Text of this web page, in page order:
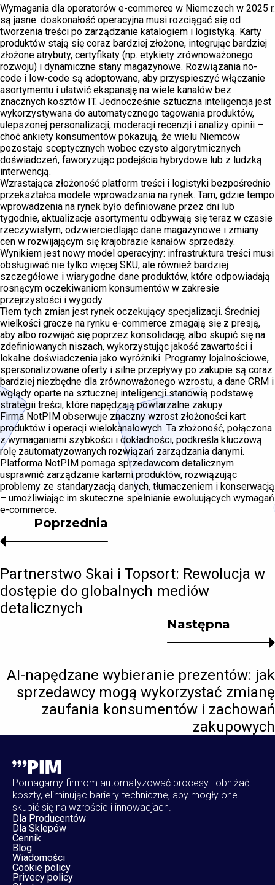
Wymagania dla operatorów e-commerce w Niemczech w 2025 r.
są jasne: doskonałość operacyjna musi rozciągać się od
tworzenia treści po zarządzanie katalogiem i logistyką. Karty
produktów stają się coraz bardziej złożone, integrując bardziej
złożone atrybuty, certyfikaty (np. etykiety zrównoważonego
rozwoju) i dynamiczne stany magazynowe. Rozwiązania no-
code i low-code są adoptowane, aby przyspieszyć włączanie
asortymentu i ułatwić ekspansję na wiele kanałów bez
znacznych kosztów IT. Jednocześnie sztuczna inteligencja jest
wykorzystywana do automatycznego tagowania produktów,
ulepszonej personalizacji, moderacji recenzji i analizy opinii –
choć ankiety konsumentów pokazują, że wielu Niemców
pozostaje sceptycznych wobec czysto algorytmicznych
doświadczeń, faworyzując podejścia hybrydowe lub z ludzką
interwencją.
Wzrastająca złożoność platform treści i logistyki bezpośrednio
przekształca modele wprowadzania na rynek. Tam, gdzie tempo
wprowadzenia na rynek było definiowane przez dni lub
tygodnie, aktualizacje asortymentu odbywają się teraz w czasie
rzeczywistym, odzwierciedlając dane magazynowe i zmiany
cen w rozwijającym się krajobrazie kanałów sprzedaży.
Wynikiem jest nowy model operacyjny: infrastruktura treści musi
obsługiwać nie tylko więcej SKU, ale również bardziej
szczegółowe i wiarygodne dane produktów, które odpowiadają
rosnącym oczekiwaniom konsumentów w zakresie
przejrzystości i wygody.
Tłem tych zmian jest rynek oczekujący specjalizacji. Średniej
wielkości gracze na rynku e-commerce zmagają się z presją,
aby albo rozwijać się poprzez konsolidację, albo skupić się na
zdefiniowanych niszach, wykorzystując jakość zawartości i
lokalne doświadczenia jako wyróżniki. Programy lojalnościowe,
spersonalizowane oferty i silne przepływy po zakupie są coraz
bardziej niezbędne dla zrównoważonego wzrostu, a dane CRM i
wglądy oparte na sztucznej inteligencji stanowią podstawę
strategii treści, które napędzają powtarzalne zakupy.
Firma NotPIM obserwuje znaczny wzrost złożoności kart
produktów i operacji wielokanałowych. Ta złożoność, połączona
z wymaganiami szybkości i dokładności, podkreśla kluczową
rolę zautomatyzowanych rozwiązań zarządzania danymi.
Platforma NotPIM pomaga sprzedawcom detalicznym
usprawnić zarządzanie kartami produktów, rozwiązując
problemy ze standaryzacją danych, tłumaczeniem i konserwacją
– umożliwiając im skuteczne spełnianie ewoluujących wymagań
e-commerce.
Następna
AI-napędzane wybieranie prezentów: jak
sprzedawcy mogą wykorzystać zmianę
zaufania konsumentów i zachowań
zakupowych
Poprzednia
Partnerstwo Skai i Topsort: Rewolucja w
dostępie do globalnych mediów
detalicznych
Pomagamy firmom automatyzować procesy i obniżać
koszty, eliminując bariery techniczne, aby mogły one
skupić się na wzroście i innowacjach.
Dla Producentów
Dla Sklepów
Cennik
Blog
Wiadomości
Cookie policy
Privecy policy